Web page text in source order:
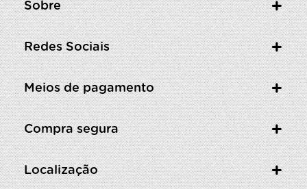
Sobre
Redes Sociais
Meios de pagamento
Compra segura
Localização